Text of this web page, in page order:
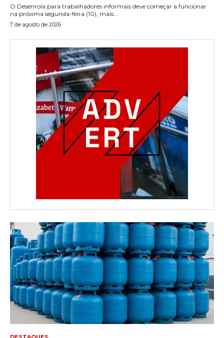
O Desenrola para trabalhadores informais deve começar a funcionar
na próxima segunda-feira (10), mais...
7 de agosto de 2026